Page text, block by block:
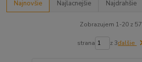
Najnovšie Najlacnejšie Najdrahšie
Zobrazujem 1-20 z 57
strana z 3ďalšie